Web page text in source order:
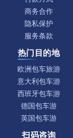
商务合作
隐私保护
服务条款
热门目的地
欧洲包车旅游
意大利包车游
西班牙包车游
德国包车游
英国包车游
扫码咨询